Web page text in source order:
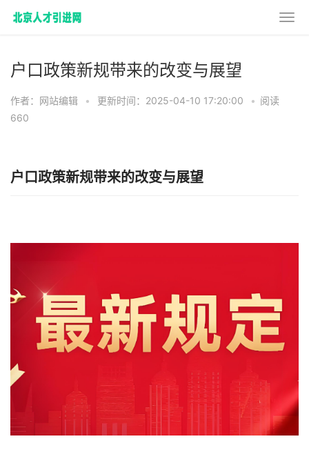
户口政策新规带来的改变与展望
作者：网站编辑 • 更新时间：2025-04-10 17:20:00 • 阅读
660
户口政策新规带来的改变与展望